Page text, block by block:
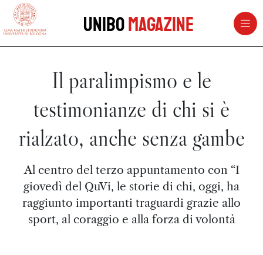
vai al contenuto della pagina
UniboMagazine
Il paralimpismo e le
testimonianze di chi si è
rialzato, anche senza gambe
Al centro del terzo appuntamento con “I
giovedì del QuVi, le storie di chi, oggi, ha
raggiunto importanti traguardi grazie allo
sport, al coraggio e alla forza di volontà